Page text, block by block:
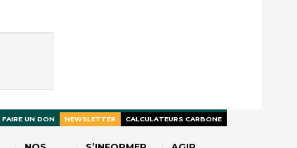
FAIRE UN DON NEWSLETTER CALCULATEURS CARBONE